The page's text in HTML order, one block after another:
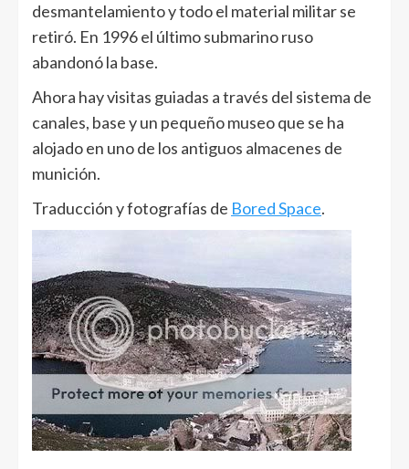
desmantelamiento y todo el material militar se
retiró. En 1996 el último submarino ruso
abandonó la base.
Ahora hay visitas guiadas a través del sistema de
canales, base y un pequeño museo que se ha
alojado en uno de los antiguos almacenes de
munición.
Traducción y fotografías de Bored Space.